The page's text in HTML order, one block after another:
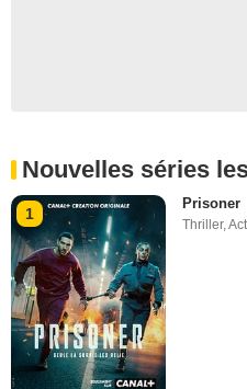
Nouvelles séries
1
Prisoner
Thriller,